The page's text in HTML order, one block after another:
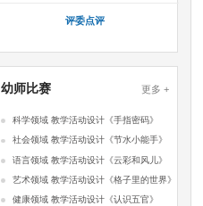
评委点评
幼师比赛 更多 +
科学领域 教学活动设计《手指密码》
社会领域 教学活动设计《节水小能手》
语言领域 教学活动设计《云彩和风儿》
艺术领域 教学活动设计《格子里的世界》
健康领域 教学活动设计《认识五官》